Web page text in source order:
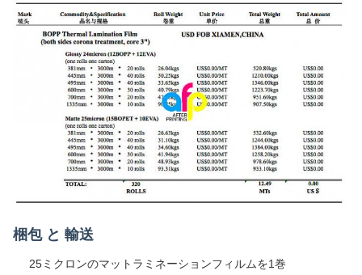
梱包 と 輸送
25ミクロンのマットラミネーションフィルムを1巻